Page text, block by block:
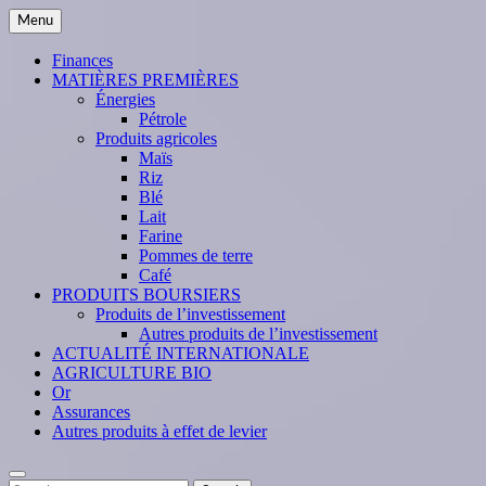
Skip
to
content
Menu
Finances
MATIÈRES PREMIÈRES
Énergies
Pétrole
Produits agricoles
Maïs
Riz
Blé
Lait
Farine
Pommes de terre
Café
PRODUITS BOURSIERS
Produits de l’investissement
Autres produits de l’investissement
ACTUALITÉ INTERNATIONALE
AGRICULTURE BIO
Or
Assurances
Autres produits à effet de levier
Search